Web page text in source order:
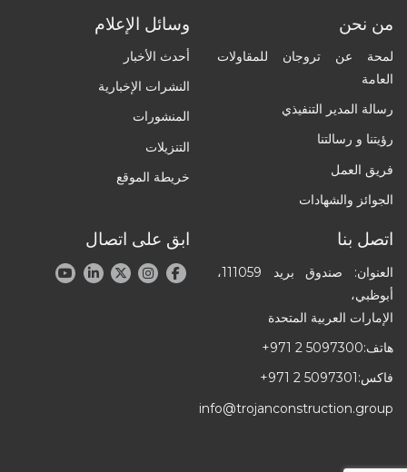
من نحن
لمحة عن تروجان للمقاولات
العامة
رسالة المدير التنفيذي
رؤيتنا و رسالتنا
فريق العمل
الجوائز والشهادات
وسائل الإعلام
أحدث الأخبار
النشرات الإخبارية
المنشورات
التنزيلات
خريطة الموقع
اتصل بنا
العنوان: صندوق بريد 111059،
أبوظبي،
الإمارات العربية المتحدة
هاتف:+971 2 5097300
فاكس: +971 2 5097301
info@trojanconstruction.group
ابق على اتصال